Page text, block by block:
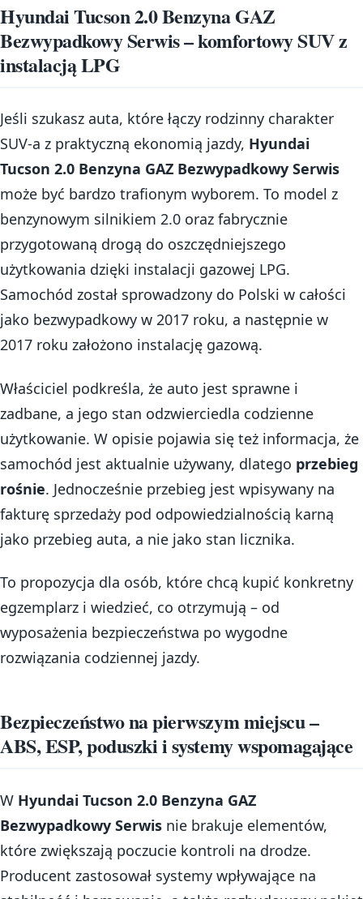
Hyundai Tucson 2.0 Benzyna GAZ
Bezwypadkowy Serwis – komfortowy SUV z
instalacją LPG
Jeśli szukasz auta, które łączy rodzinny charakter
SUV-a z praktyczną ekonomią jazdy, Hyundai
Tucson 2.0 Benzyna GAZ Bezwypadkowy Serwis
może być bardzo trafionym wyborem. To model z
benzynowym silnikiem 2.0 oraz fabrycznie
przygotowaną drogą do oszczędniejszego
użytkowania dzięki instalacji gazowej LPG.
Samochód został sprowadzony do Polski w całości
jako bezwypadkowy w 2017 roku, a następnie w
2017 roku założono instalację gazową.
Właściciel podkreśla, że auto jest sprawne i
zadbane, a jego stan odzwierciedla codzienne
użytkowanie. W opisie pojawia się też informacja, że
samochód jest aktualnie używany, dlatego przebieg
rośnie. Jednocześnie przebieg jest wpisywany na
fakturę sprzedaży pod odpowiedzialnością karną
jako przebieg auta, a nie jako stan licznika.
To propozycja dla osób, które chcą kupić konkretny
egzemplarz i wiedzieć, co otrzymują – od
wyposażenia bezpieczeństwa po wygodne
rozwiązania codziennej jazdy.
Bezpieczeństwo na pierwszym miejscu –
ABS, ESP, poduszki i systemy wspomagające
W Hyundai Tucson 2.0 Benzyna GAZ
Bezwypadkowy Serwis nie brakuje elementów,
które zwiększają poczucie kontroli na drodze.
Producent zastosował systemy wpływające na